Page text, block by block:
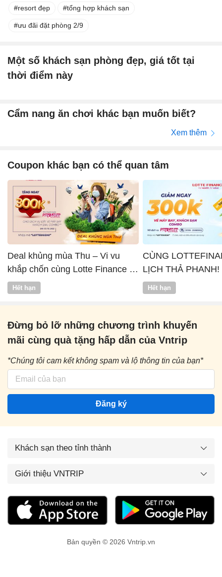
resort đẹp tổng hợp khách sạn
ưu đãi đặt phòng 2/9
Một số khách sạn phòng đẹp, giá tốt tại
thời điểm này
Cẩm nang ăn chơi khác bạn muốn biết?
Xem thêm
Coupon khác bạn có thể quan tâm
Deal khủng mùa Thu – Vi vu
khắp chốn cùng Lotte Finance x
Vntrip
Hết hạn
CÙNG
LỊCH THẢ PHANH!
Hết hạn
Đừng bỏ lỡ những chương trình khuyến
mãi cùng quà tặng hấp dẫn của Vntrip
*Chúng tôi cam kết không spam và lộ thông tin của bạn*
Đăng ký
Khách sạn theo tỉnh thành
Giới thiệu VNTRIP
Bản quyền © 2026 Vntrip.vn